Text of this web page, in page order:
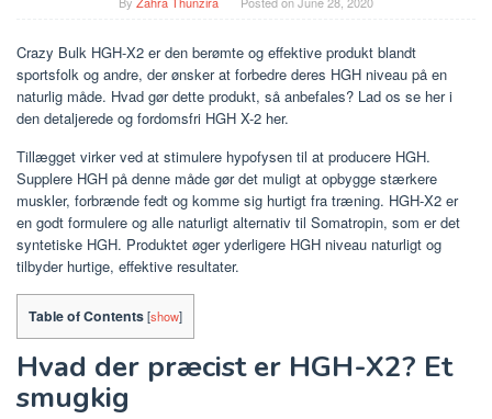
Crazy Bulk HGH-X2 er den berømte og effektive produkt blandt
sportsfolk og andre, der ønsker at forbedre deres HGH niveau på en
naturlig måde. Hvad gør dette produkt, så anbefales? Lad os se her i
den detaljerede og fordomsfri HGH X-2 her.
Tillægget virker ved at stimulere hypofysen til at producere HGH.
Supplere HGH på denne måde gør det muligt at opbygge stærkere
muskler, forbrænde fedt og komme sig hurtigt fra træning. HGH-X2 er
en godt formulere og alle naturligt alternativ til Somatropin, som er det
syntetiske HGH. Produktet øger yderligere HGH niveau naturligt og
tilbyder hurtige, effektive resultater.
Table of Contents[show]
Hvad der præcist er HGH-X2? Et
smugkig